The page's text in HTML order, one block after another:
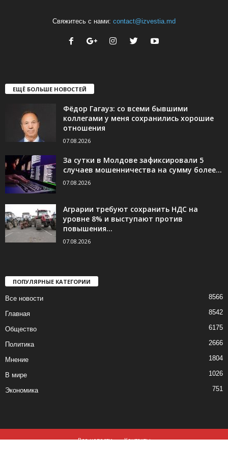
Свяжитесь с нами: contact@izvestia.md
ЕЩЁ БОЛЬШЕ НОВОСТЕЙ
Фёдор Гагауз: со всеми бывшими
коллегами у меня сохранились хорошие
отношения
07.08.2026
За сутки в Молдове зафиксировали 5
случаев мошенничества на сумму более...
07.08.2026
Аграрии требуют сохранить НДС на
уровне 8% и выступают против
повышения...
07.08.2026
ПОПУЛЯРНЫЕ КАТЕГОРИИ
Все новости 8566
Главная 8542
Общество 6175
Политика 2666
Мнение 1804
В мире 1026
Экономика 751
Все новости
Контакты